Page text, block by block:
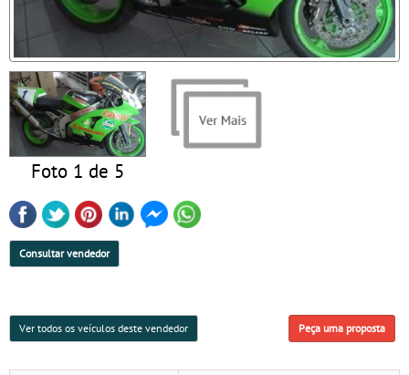
Foto 1 de 5
Consultar vendedor
Ver todos os veículos deste vendedor Peça uma proposta